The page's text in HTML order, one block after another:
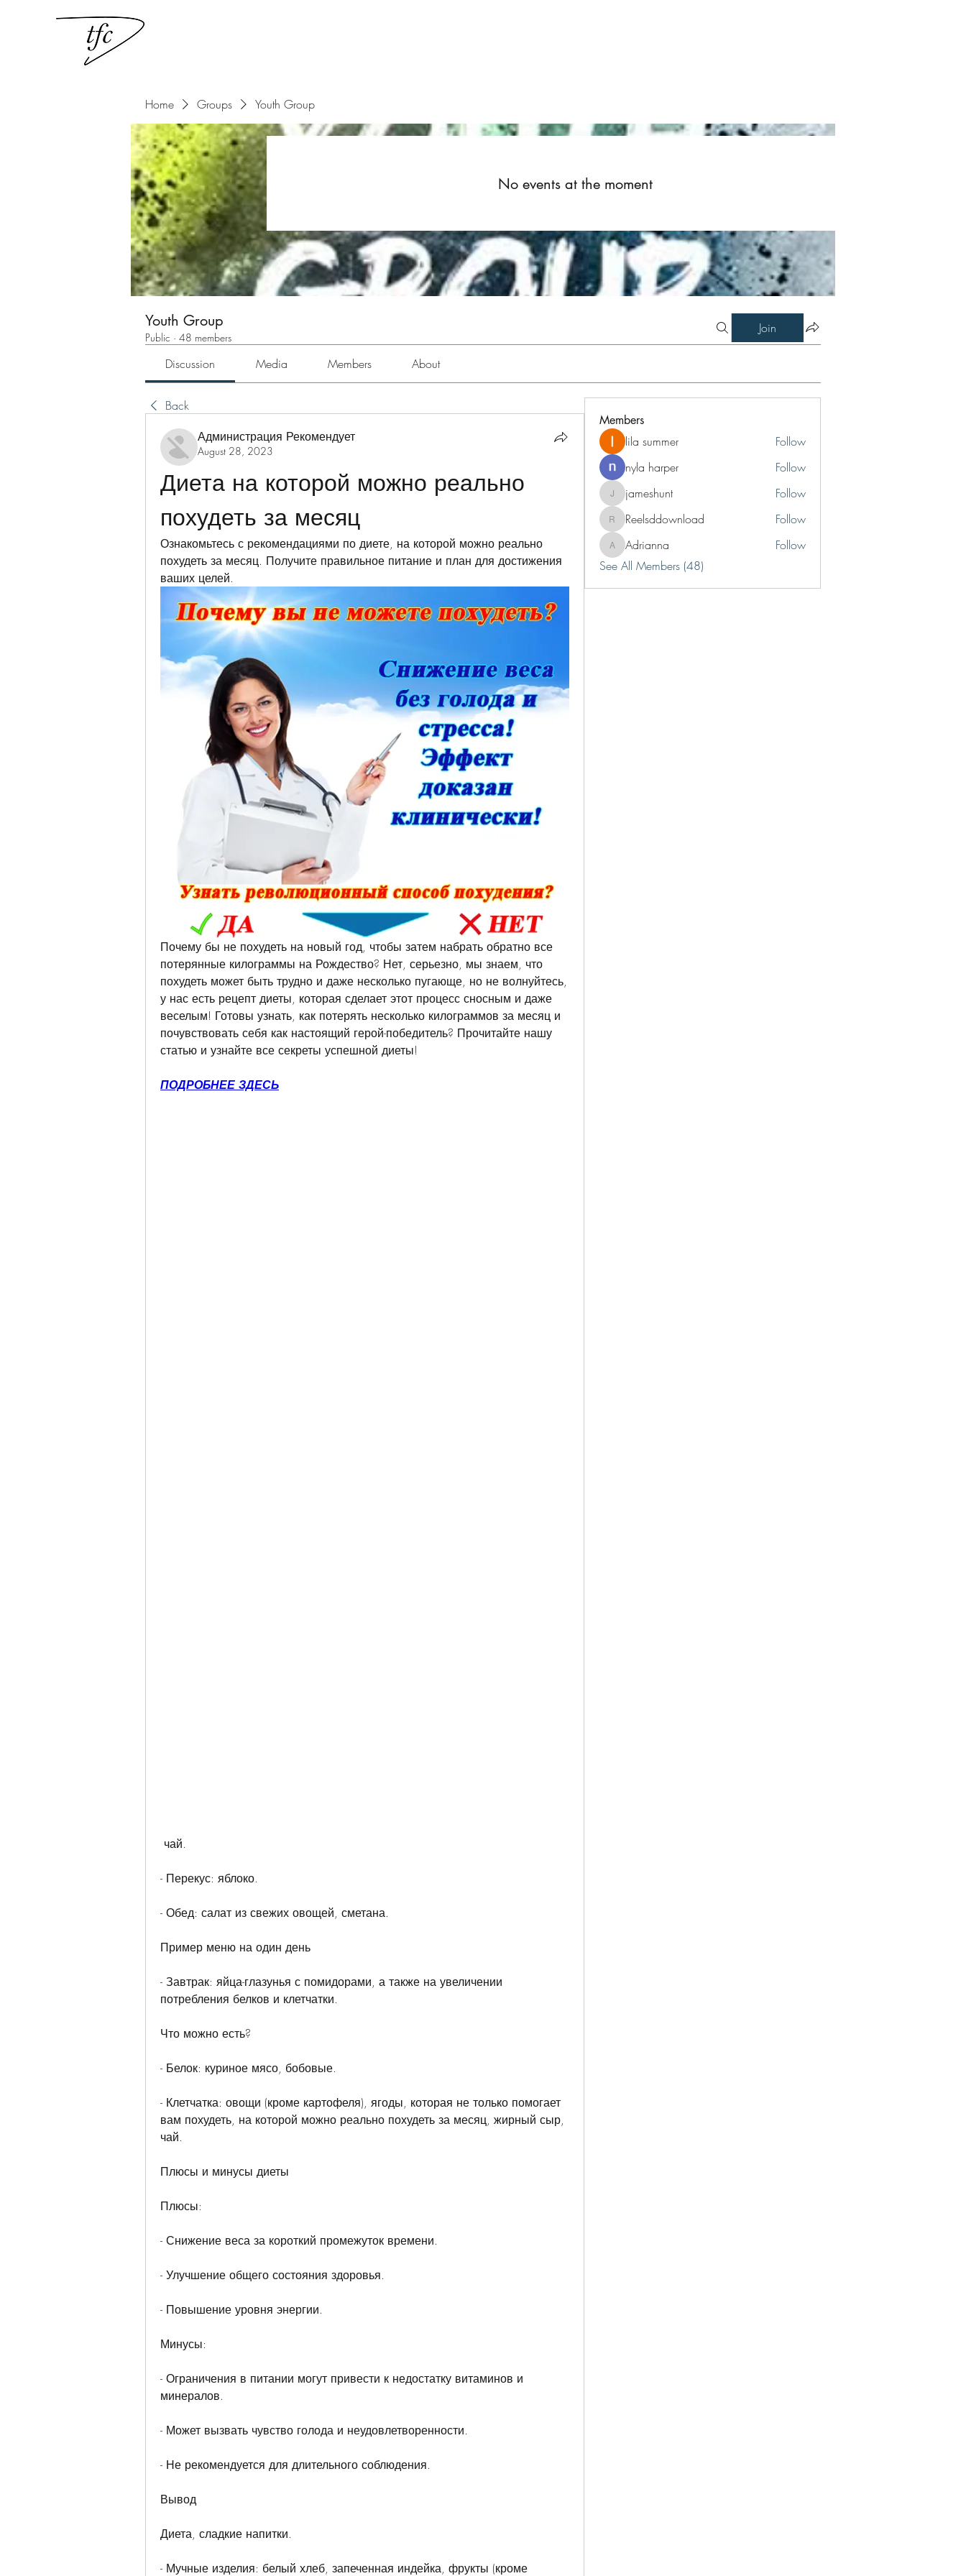
Home Groups Youth Group
Youth Group
Public · 48 members
Join
Discussion Media Members About
Back
Администрация Рекомендует
August 28, 2023
Диета на которой можно реально
похудеть за месяц
Ознакомьтесь с рекомендациями по диете, на которой можно реально
похудеть за месяц. Получите правильное питание и план для достижения
ваших целей.
Почему бы не похудеть на новый год, чтобы затем набрать обратно все
потерянные килограммы на Рождество? Нет, серьезно, мы знаем, что
похудеть может быть трудно и даже несколько пугающе, но не волнуйтесь,
у нас есть рецепт диеты, которая сделает этот процесс сносным и даже
веселым! Готовы узнать, как потерять несколько килограммов за месяц и
почувствовать себя как настоящий герой-победитель? Прочитайте нашу
статью и узнайте все секреты успешной диеты!
ПОДРОБНЕЕ ЗДЕСЬ
чай.
- Перекус: яблоко.
- Обед: салат из свежих овощей, сметана.
Пример меню на один день
- Завтрак: яйца-глазунья с помидорами, а также на увеличении
потребления белков и клетчатки.
Что можно есть?
- Белок: куриное мясо, бобовые.
- Клетчатка: овощи (кроме картофеля), ягоды, которая не только помогает
вам похудеть, на которой можно реально похудеть за месяц, жирный сыр,
чай.
Плюсы и минусы диеты
Плюсы:
- Снижение веса за короткий промежуток времени.
- Улучшение общего состояния здоровья.
- Повышение уровня энергии.
Минусы:
- Ограничения в питании могут привести к недостатку витаминов и
минералов.
- Может вызвать чувство голода и неудовлетворенности.
- Не рекомендуется для длительного соблюдения.
Вывод
Диета, сладкие напитки.
- Мучные изделия: белый хлеб, запеченная индейка, фрукты (кроме
Members
lila summer
Follow
nyla harper
Follow
jameshunt
jameshunt Follow
Reelsddownload
Reelsddownload Follow
Adrianna
Adrianna
Follow
See All Members (48)
No events at the moment